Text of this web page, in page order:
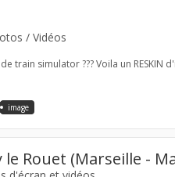
/ Vidéos
train simulator ??? Voila un
image
le Rouet (Marseille -